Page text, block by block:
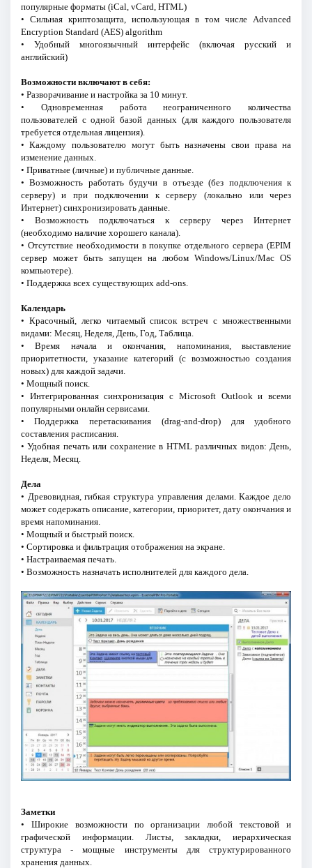
популярные форматы (iCal, vCard, HTML)
• Сильная криптозащита, использующая в том числе Advanced
Encryption Standard (AES) algorithm
• Удобный многоязычный интерфейс (включая русский и
английский)
Возможности включают в себя:
• Разворачивание и настройка за 10 минут.
• Одновременная работа неограниченного количества
пользователей с одной базой данных (для каждого пользователя
требуется отдельная лицензия).
• Каждому пользователю могут быть назначены свои права на
изменение данных.
• Приватные (личные) и публичные данные.
• Возможность работать будучи в отъезде (без подключения к
серверу) и при подключении к серверу (локально или через
Интернет) синхронизировать данные.
• Возможность подключаться к серверу через Интернет
(необходимо наличие хорошего канала).
• Отсутствие необходимости в покупке отдельного сервера (EPIM
сервер может быть запущен на любом Windows/Linux/Mac OS
компьютере).
• Поддержка всех существующих add-ons.
Календарь
• Красочный, легко читаемый список встреч с множественными
видами: Месяц, Неделя, День, Год, Таблица.
• Время начала и окончания, напоминания, выставление
приоритетности, указание категорий (с возможностью создания
новых) для каждой задачи.
• Мощный поиск.
• Интегрированная синхронизация с Microsoft Outlook и всеми
популярными онлайн сервисами.
• Поддержка перетаскивания (drag-and-drop) для удобного
составления расписания.
• Удобная печать или сохранение в HTML различных видов: День,
Неделя, Месяц.
Дела
• Древовидная, гибкая структура управления делами. Каждое дело
может содержать описание, категории, приоритет, дату окончания и
время напоминания.
• Мощный и быстрый поиск.
• Сортировка и фильтрация отображения на экране.
• Настраиваемая печать.
• Возможность назначать исполнителей для каждого дела.
Заметки
• Широкие возможности по организации любой текстовой и
графической информации. Листы, закладки, иерархическая
структура - мощные инструменты для структурированного
хранения данных.